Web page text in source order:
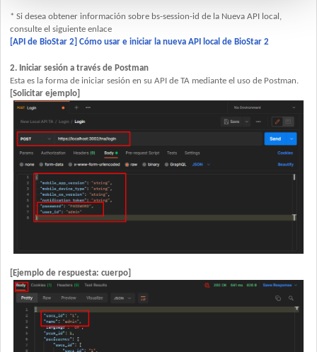
* Si desea obtener información sobre bs-session-id de la Nueva API local,
consulte el siguiente enlace
[API de BioStar 2] Cómo usar e iniciar la nueva API local de BioStar 2
2. Iniciar sesión a través de Postman
Esta es la forma de iniciar sesión en su API de TA mediante el uso de Postman.
[Solicitar ejemplo]
[Ejemplo de respuesta: cuerpo]